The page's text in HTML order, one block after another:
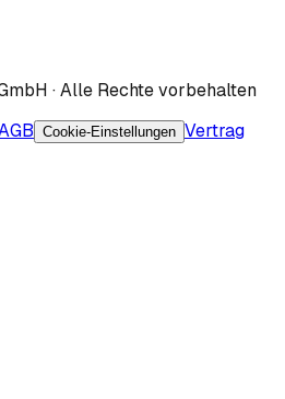
· Alle Rechte vorbehalten
Cookie-Einstellungen Vertrag